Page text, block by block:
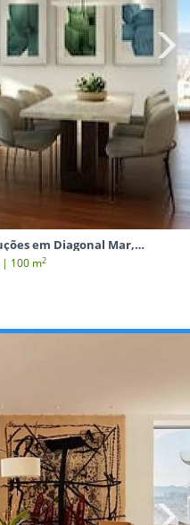
em Diagonal Mar,
| 100 m2